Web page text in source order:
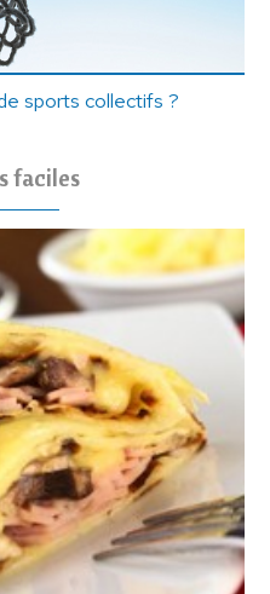
sports collectifs ?
faciles